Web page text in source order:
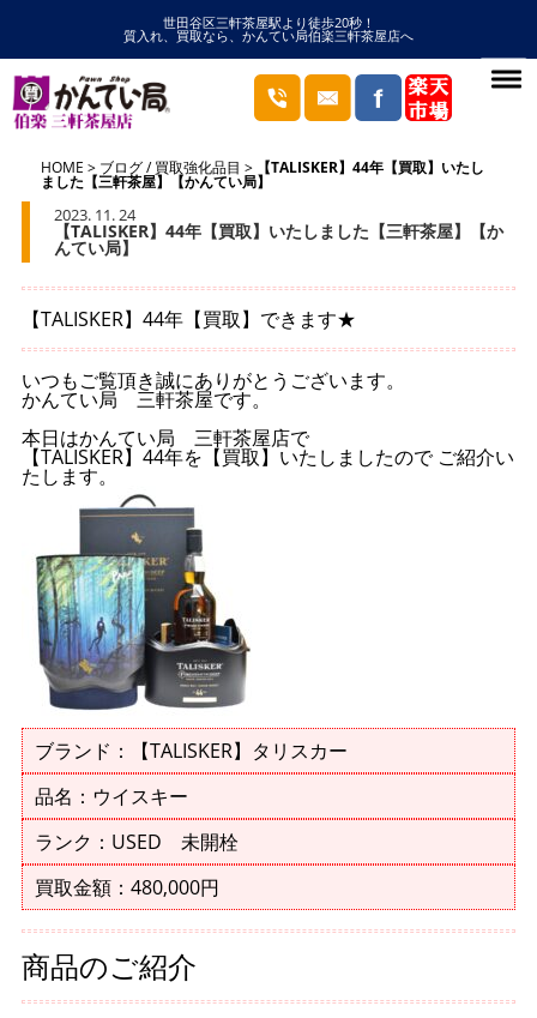
世田谷区三軒茶屋駅より徒歩20秒！
質入れ、買取なら、かんてい局伯楽三軒茶屋店へ
HOME ブログ/買取強化品目 【TALISKER】44年【買取】いたし
ました【三軒茶屋】【かんてい局】
2023. 11. 24
【TALISKER】44年【買取】いたしました【三軒茶屋】【か
んてい局】
【TALISKER】44年【買取】できます★
いつもご覧頂き誠にありがとうございます。
かんてい局 三軒茶屋です。
本日はかんてい局 三軒茶屋店で
【TALISKER】44年を【買取】いたしましたので ご紹介い
たします。
ブランド：【TALISKER】タリスカー
品名：ウイスキー
ランク：USED 未開栓
買取金額：480,000円
商品のご紹介